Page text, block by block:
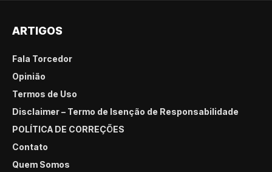
ARTIGOS
Fala Torcedor
Opinião
Termos de Uso
Disclaimer – Termo de Isenção de Responsabilidade
POLÍTICA DE CORREÇÕES
Contato
Quem Somos